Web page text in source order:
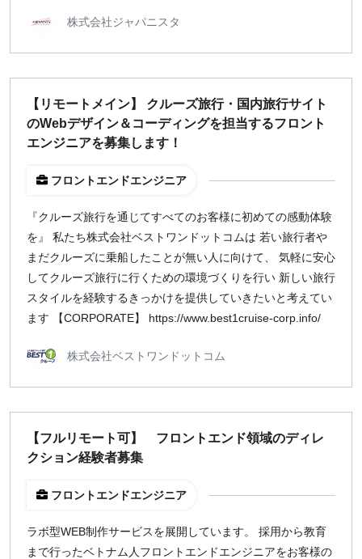
株式会社ジャパニスタ
【リモートメイン】 クルーズ旅行・国内旅行サイト
のWebデザイン＆コーディングを担当するフロント
エンジニアを募集します！
フロントエンドエンジニア
『クルーズ旅行を通じてすべてのお客様に初めての感動体験
を』 私たち株式会社ベストワンドットコムは 若い旅行者や
まだクルーズに乗船したことが無い人に向けて、 気軽に安心
してクルーズ旅行に行くための環境づくりを行い 新しい旅行
スタイルを経験するきっかけを提供していきたいと考えてい
ます 【CORPORATE】 https://www.best1cruise-corp.info/
株式会社ベストワンドットコム
【フルリモート可】 フロントエンド領域のディレ
クション経験者募集
フロントエンドエンジニア
ラボ型WEB制作サービスを展開しています。 採用から教育
まで行ったベトナム人フロントエンドエンジニアをお客様の